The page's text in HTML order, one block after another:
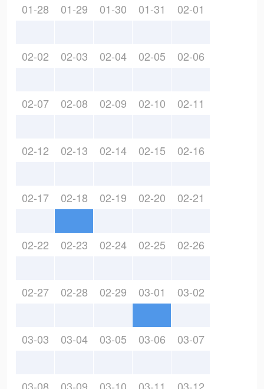
01-28 01-29 01-30 01-31 02-01
02-02 02-03 02-04 02-05 02-06
02-07 02-08 02-09 02-10 02-11
02-12 02-13 02-14 02-15 02-16
02-17 02-18 02-19 02-20 02-21
02-22 02-23 02-24 02-25 02-26
02-27 02-28 02-29 03-01 03-02
03-03 03-04 03-05 03-06 03-07